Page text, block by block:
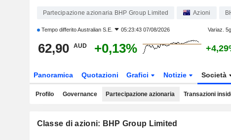
Partecipazione azionaria BHP Group Limited Azioni
Tempo differitoAustralian S.E. 05:23:43 07/08/2026 Variaz.
62,90 AUD +0,13%
Panoramica Quotazioni Grafici Notizie Società
Profilo Governance Partecipazione azionaria Transazioni
Classe di azioni: BHP Group Limited